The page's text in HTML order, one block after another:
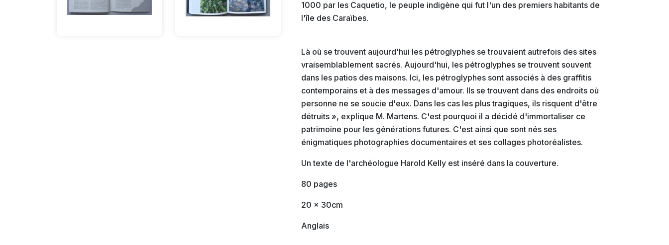
1000 par les Caquetio, le peuple indigène qui fut l'un des premiers habitants de
l'île des Caraïbes.
Là où se trouvent aujourd'hui les pétroglyphes se trouvaient autrefois des sites
vraisemblablement sacrés. Aujourd'hui, les pétroglyphes se trouvent souvent
dans les patios des maisons. Ici, les pétroglyphes sont associés à des graffitis
contemporains et à des messages d'amour. Ils se trouvent dans des endroits où
personne ne se soucie d'eux. Dans les cas les plus tragiques, ils risquent d'être
détruits », explique M. Martens. C'est pourquoi il a décidé d'immortaliser ce
patrimoine pour les générations futures. C'est ainsi que sont nés ses
énigmatiques photographies documentaires et ses collages photoréalistes.
Un texte de l'archéologue Harold Kelly est inséré dans la couverture.
80 pages
20 x 30cm
Anglais